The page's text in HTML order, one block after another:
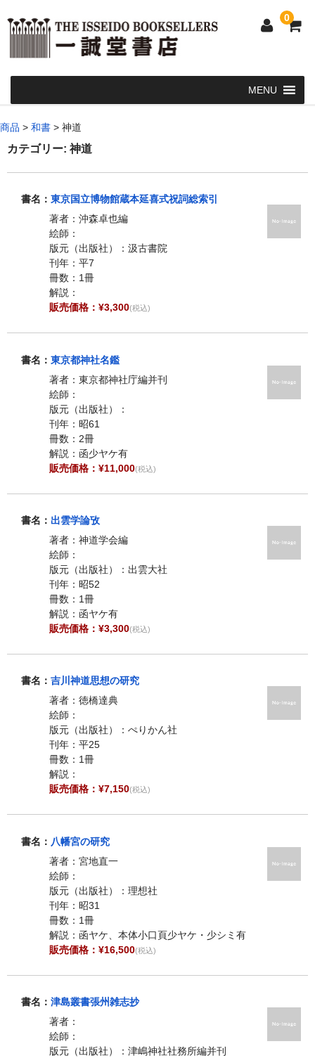
0
和 書
洋 書
和本・浮世絵・古地図
カート
発送・支払い方法
お問い合せ
商品 > 和書 > 神道
カテゴリー: 神道
書名： 東京国立博物館蔵本延喜式祝詞総索引
著者：沖森卓也編
絵師：
版元（出版社）：汲古書院
刊年：平7
冊数：1冊
解説：
販売価格：¥3,300(税込)
書名： 東京都神社名鑑
著者：東京都神社庁編并刊
絵師：
版元（出版社）：
刊年：昭61
冊数：2冊
解説：函少ヤケ有
販売価格：¥11,000(税込)
書名： 出雲学論攷
著者：神道学会編
絵師：
版元（出版社）：出雲大社
刊年：昭52
冊数：1冊
解説：函ヤケ有
販売価格：¥3,300(税込)
書名： 吉川神道思想の研究
著者：徳橋達典
絵師：
版元（出版社）：ぺりかん社
刊年：平25
冊数：1冊
解説：
販売価格：¥7,150(税込)
書名： 八幡宮の研究
著者：宮地直一
絵師：
版元（出版社）：理想社
刊年：昭31
冊数：1冊
解説：函ヤケ、本体小口頁少ヤケ・少シミ有
販売価格：¥16,500(税込)
書名： 津島叢書張州雑志抄
著者：
絵師：
版元（出版社）：津嶋神社社務所編并刊